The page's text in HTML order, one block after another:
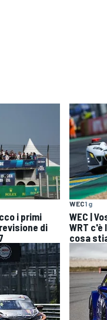
i primi
di
WEC1 g
WEC |
WRT
cosa